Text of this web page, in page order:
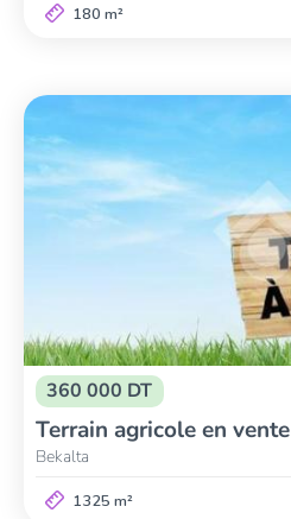
180 m²
360 000 DT
Terrain agricole en vente
Bekalta
1325 m²